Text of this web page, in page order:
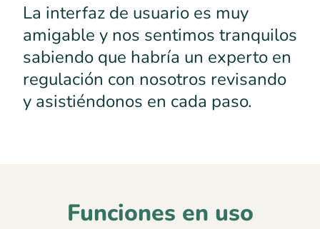
La interfaz de usuario es muy
amigable y nos sentimos tranquilos
sabiendo que habría un experto en
regulación con nosotros revisando
y asistiéndonos en cada paso.
Funciones en uso